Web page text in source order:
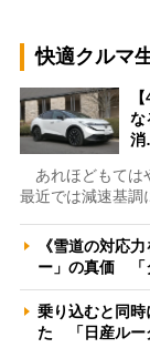
快適クルマ
な
あれほどもては
最近では減速基調
《雪道の対応
ー」の真価 「
乗り込むと同
た 「日産ルー